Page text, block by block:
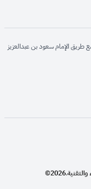
طريق الإمام سعود بن عبدالعزيز
opens in
.
2026©